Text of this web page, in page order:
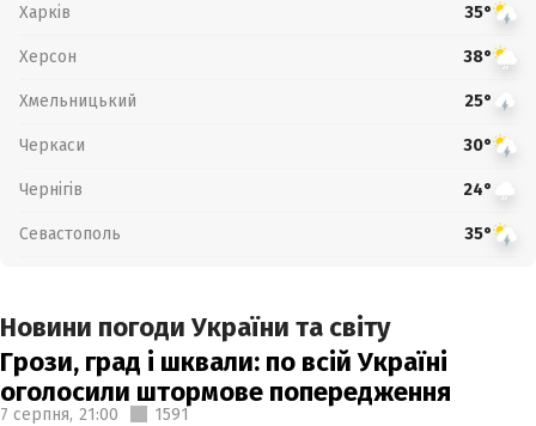
Харків 35°
Херсон 38°
Хмельницький 25°
Черкаси 30°
Чернігів 24°
Севастополь 35°
Новини погоди України та світу
Грози, град і шквали: по всій Україні
оголосили штормове попередження
7 серпня, 21:00 1591